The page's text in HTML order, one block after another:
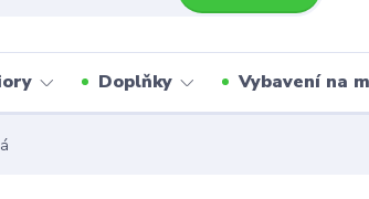
Doplňky Vybavení na